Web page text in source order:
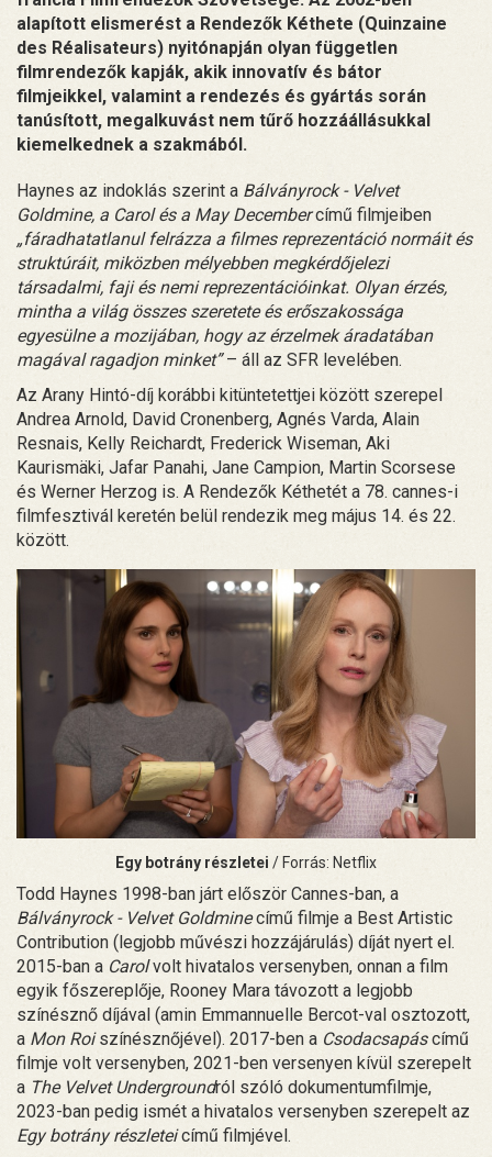
alapított elismerést a Rendezők Kéthete (Quinzaine
des Réalisateurs) nyitónapján olyan független
filmrendezők kapják, akik innovatív és bátor
filmjeikkel, valamint a rendezés és gyártás során
tanúsított, megalkuvást nem tűrő hozzáállásukkal
kiemelkednek a szakmából.
Haynes az indoklás szerint a Bálványrock - Velvet
Goldmine, a Carol és a May Decembercímű filmjeiben
„fáradhatatlanul felrázza a filmes reprezentáció normáit és
struktúráit, miközben mélyebben megkérdőjelezi
társadalmi, faji és nemi reprezentációinkat. Olyan érzés,
mintha a világ összes szeretete és erőszakossága
egyesülne a mozijában, hogy az érzelmek áradatában
magával ragadjon minket”– áll az SFR levelében.
Az Arany Hintó-díj korábbi kitüntetettjei között szerepel
Andrea Arnold, David Cronenberg, Agnés Varda, Alain
Resnais, Kelly Reichardt, Frederick Wiseman, Aki
Kaurismäki, Jafar Panahi, Jane Campion, Martin Scorsese
és Werner Herzog is. A Rendezők Kéthetét a 78. cannes-i
filmfesztivál keretén belül rendezik meg május 14. és 22.
között.
Egy botrány részletei / Forrás: Netflix
Todd Haynes 1998-ban járt először Cannes-ban, a
Bálványrock - Velvet Goldminecímű filmje a Best Artistic
Contribution (legjobb művészi hozzájárulás) díját nyert el.
2015-ban a Carolvolt hivatalos versenyben, onnan a film
egyik főszereplője, Rooney Mara távozott a legjobb
színésznő díjával (amin Emmannuelle Bercot-val osztozott,
a Mon Roiszínésznőjével). 2017-ben a Csodacsapáscímű
filmje volt versenyben, 2021-ben versenyen kívül szerepelt
a The Velvet Undergroundról szóló dokumentumfilmje,
2023-ban pedig ismét a hivatalos versenyben szerepelt az
Egy botrány részleteicímű filmjével.